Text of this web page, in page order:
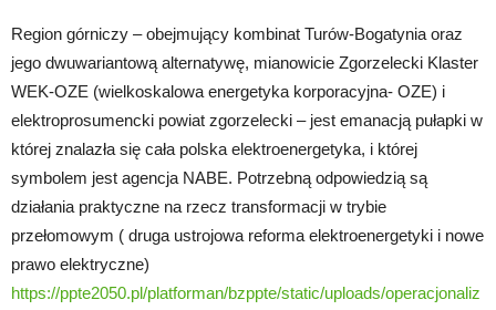
Region górniczy – obejmujący kombinat Turów-Bogatynia oraz
jego dwuwariantową alternatywę, mianowicie Zgorzelecki Klaster
WEK-OZE (wielkoskalowa energetyka korporacyjna- OZE) i
elektroprosumencki powiat zgorzelecki – jest emanacją pułapki w
której znalazła się cała polska elektroenergetyka, i której
symbolem jest agencja NABE. Potrzebną odpowiedzią są
działania praktyczne na rzecz transformacji w trybie
przełomowym ( druga ustrojowa reforma elektroenergetyki i nowe
prawo elektryczne)
https://ppte2050.pl/platforman/bzppte/static/uploads/operacjonaliz